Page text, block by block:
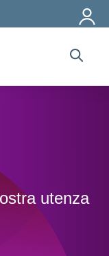
utenza